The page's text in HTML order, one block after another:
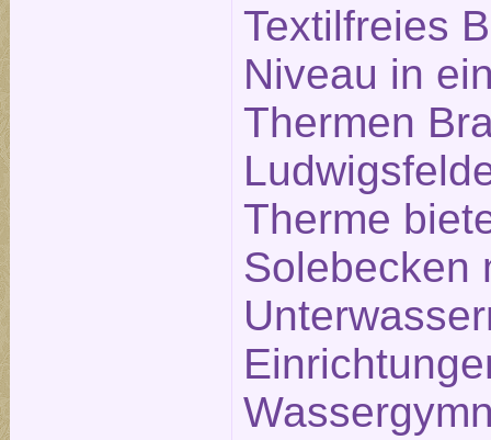
Textilfreies
Niveau in
Thermen
Therme
Solebecken